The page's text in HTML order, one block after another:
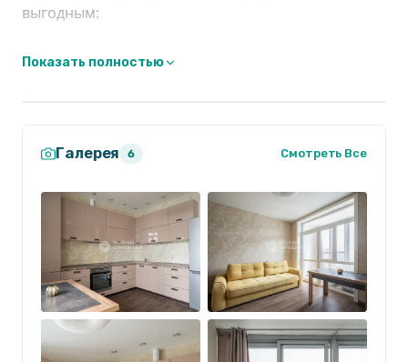
выгодным:
Общая площадь 45,3 м², но ощущается гораздо
просторнее. Кухня 15 м² — это не просто место
для готовки, а полноценная столовая-гостиная,
где легко поместится большая компания. Спальня
17,7 м² — изолированная комната без проходных
2. Лоджия:
Показать полностью
Галерея 6 Смотреть Все